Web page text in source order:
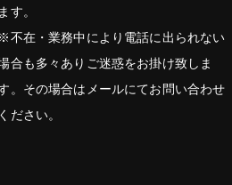
ます。
※不在・業務中により電話に出られない
合も多々ありご迷惑をお掛け致しま
。その場合はメールにてお問い合わせ
ください。